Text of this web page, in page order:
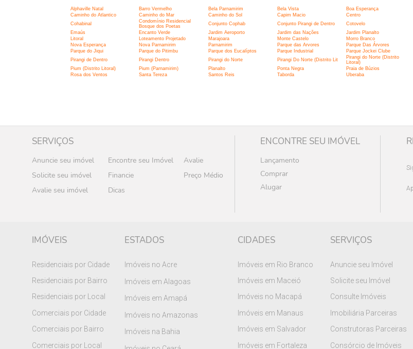
Alphaville Natal Barro Vermelho Bela Parnamirim Bela Vista Boa Esperança
Caminho do Atlantico
Caminho do Mar Caminho do Sol Capim Macio Centro
Cohabinal
Condomínio Residencial
Bosque dos Poetas
Conjunto Cophab Conjunto Pirangi de Dentro Cotovelo
Emaús
Encanto Verde Jardim Aeroporto Jardim das Nações Jardim Planalto
Litoral
Loteamento Projetado Marajoara Monte Castelo Morro Branco
Nova Esperança
Nova Parnamirim Parnamirim Parque das Arvores Parque Das Árvores
Parque do Jiqui
Parque do Pitimbu Parque dos Eucalíptos Parque Industrial Parque Jockei Clube
Pirangi de Dentro
Pirangi Dentro Pirangi do Norte Pirangi Do Norte (Distrito Lit
Pirangi do Norte (Distrito
Litoral)
Pium (Distrito Litoral)
Pium (Parnamirim) Planalto Ponta Negra Praia de Búzios
Rosa dos Ventos
Santa Tereza Santos Reis Taborda Uberaba
SERVIÇOS
Anuncie seu imóvel Encontre seu Imóvel
Avalie
Solicite seu imóvel
Financie
Preço Médio
Avalie seu imóvel
Dicas
ENCONTRE SEU IMÓVEL
Lançamento
Comprar
Alugar
IMÓVEIS
Residenciais por Cidade
Residenciais por Bairro
Residenciais por Local
Comerciais por Cidade
Comerciais por Bairro
Comerciais por Local
ESTADOS
Imóveis no Acre
Imóveis em Alagoas
Imóveis em Amapá
Imóveis no Amazonas
Imóveis na Bahia
CIDADES
Imóveis em Rio Branco
Imóveis em Maceió
Imóveis no Macapá
Imóveis em Manaus
Imóveis em Salvador
Imóveis em Fortaleza
SERVIÇOS
Anuncie seu Imóvel
Solicite seu Imóvel
Consulte Imóveis
Imobiliária Parceiras
Construtoras Parceiras
Consórcio de Imóveis